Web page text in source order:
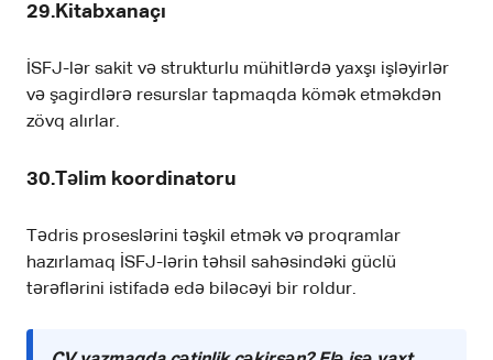
29.Kitabxanaçı
İSFJ-lər sakit və strukturlu mühitlərdə yaxşı işləyirlər
və şagirdlərə resurslar tapmaqda kömək etməkdən
zövq alırlar.
30.Təlim koordinatoru
Tədris proseslərini təşkil etmək və proqramlar
hazırlamaq İSFJ-lərin təhsil sahəsindəki güclü
tərəflərini istifadə edə biləcəyi bir roldur.